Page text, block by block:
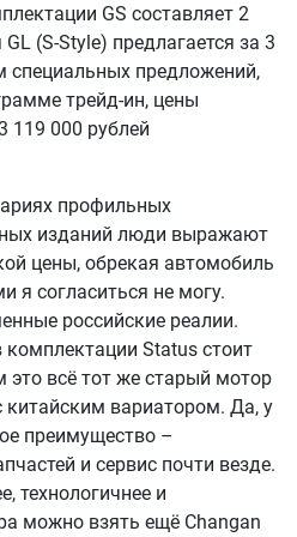
GS составляет 2
(S-Style) предлагается за 3
специальных предложений,
трейд-ин, цены
119 000 рублей
профильных
изданий люди выражают
цены, обрекая автомобиль
я согласиться не могу.
российские реалии.
Status стоит
это всё тот же старый мотор
вариатором. Да, у
преимущество –
и сервис почти везде.
технологичнее и
можно взять ещё Changan